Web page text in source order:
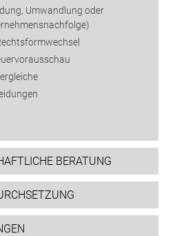
Umwandlung oder
BERATUNG